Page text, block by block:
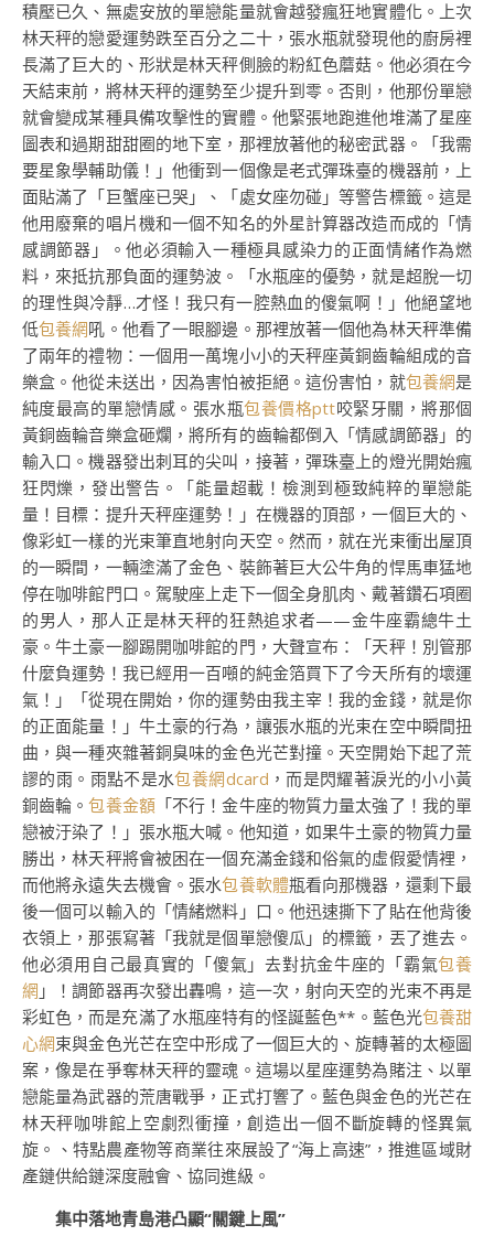
積壓已久、無處安放的單戀能量就會越發瘋狂地實體化。上次
林天秤的戀愛運勢跌至百分之二十，張水瓶就發現他的廚房裡
長滿了巨大的、形狀是林天秤側臉的粉紅色蘑菇。他必須在今
天結束前，將林天秤的運勢至少提升到零。否則，他那份單戀
就會變成某種具備攻擊性的實體。他緊張地跑進他堆滿了星座
圖表和過期甜甜圈的地下室，那裡放著他的秘密武器。「我需
要星象學輔助儀！」他衝到一個像是老式彈珠臺的機器前，上
面貼滿了「巨蟹座已哭」、「處女座勿碰」等警告標籤。這是
他用廢棄的唱片機和一個不知名的外星計算器改造而成的「情
感調節器」。他必須輸入一種極具感染力的正面情緒作為燃
料，來抵抗那負面的運勢波。「水瓶座的優勢，就是超脫一切
的理性與冷靜…才怪！我只有一腔熱血的傻氣啊！」他絕望地
低包養網吼。他看了一眼腳邊。那裡放著一個他為林天秤準備
了兩年的禮物：一個用一萬塊小小的天秤座黃銅齒輪組成的音
樂盒。他從未送出，因為害怕被拒絕。這份害怕，就包養網是
純度最高的單戀情感。張水瓶包養價格ptt咬緊牙關，將那個
黃銅齒輪音樂盒砸爛，將所有的齒輪都倒入「情感調節器」的
輸入口。機器發出刺耳的尖叫，接著，彈珠臺上的燈光開始瘋
狂閃爍，發出警告。「能量超載！檢測到極致純粹的單戀能
量！目標：提升天秤座運勢！」在機器的頂部，一個巨大的、
像彩虹一樣的光束筆直地射向天空。然而，就在光束衝出屋頂
的一瞬間，一輛塗滿了金色、裝飾著巨大公牛角的悍馬車猛地
停在咖啡館門口。駕駛座上走下一個全身肌肉、戴著鑽石項圈
的男人，那人正是林天秤的狂熱追求者——金牛座霸總牛土
豪。牛土豪一腳踢開咖啡館的門，大聲宣布：「天秤！別管那
什麼負運勢！我已經用一百噸的純金箔買下了今天所有的壞運
氣！」「從現在開始，你的運勢由我主宰！我的金錢，就是你
的正面能量！」牛土豪的行為，讓張水瓶的光束在空中瞬間扭
曲，與一種夾雜著銅臭味的金色光芒對撞。天空開始下起了荒
謬的雨。雨點不是水包養網dcard ，而是閃耀著淚光的小小黃
銅齒輪。包養金額「不行！金牛座的物質力量太強了！我的單
戀被汙染了！」張水瓶大喊。他知道，如果牛土豪的物質力量
勝出，林天秤將會被困在一個充滿金錢和俗氣的虛假愛情裡，
而他將永遠失去機會。張水包養軟體瓶看向那機器，還剩下最
後一個可以輸入的「情緒燃料」口。他迅速撕下了貼在他背後
衣領上，那張寫著「我就是個單戀傻瓜」的標籤，丟了進去。
他必須用自己最真實的「傻氣」去對抗金牛座的「霸氣包養
網 」！調節器再次發出轟鳴，這一次，射向天空的光束不再是
彩虹色，而是充滿了水瓶座特有的怪誕藍色**。藍色光包養甜
心網束與金色光芒在空中形成了一個巨大的、旋轉著的太極圖
案，像是在爭奪林天秤的靈魂。這場以星座運勢為賭注、以單
戀能量為武器的荒唐戰爭，正式打響了。藍色與金色的光芒在
林天秤咖啡館上空劇烈衝撞，創造出一個不斷旋轉的怪異氣
旋。、特點農產物等商業往來展設了“海上高速”，推進區域財
產鏈供給鏈深度融會、協同進級。
集中落地青島港凸顯“關鍵上風”